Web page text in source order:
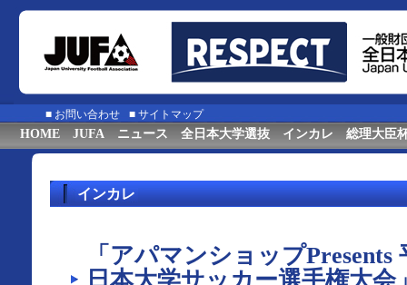
■ お問い合わせ ■ サイトマップ
HOME JUFA ニュース 全日本大学選抜 インカレ 総理大臣
インカレ
「アパマンショップPresents